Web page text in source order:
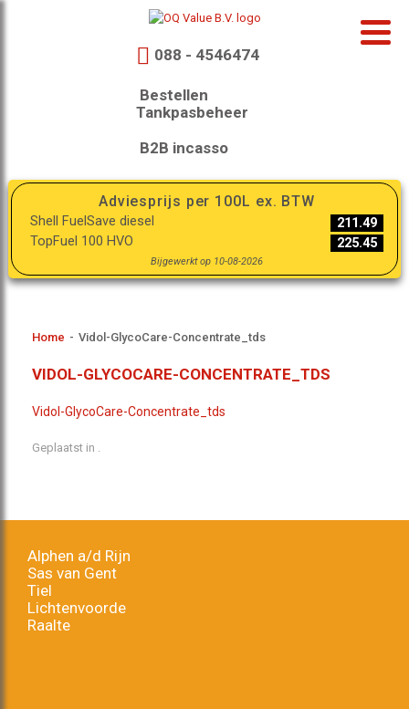
088 - 4546474
Bestellen
Tankpasbeheer
B2B incasso
Adviesprijs per 100L ex. BTW
Shell FuelSave diesel
211.49
TopFuel 100 HVO
225.45
Bijgewerkt op 10-08-2026
Home - Vidol-GlycoCare-Concentrate_tds
VIDOL-GLYCOCARE-CONCENTRATE_TDS
Vidol-GlycoCare-Concentrate_tds
Geplaatst in .
Alphen a/d Rijn
Sas van Gent
Tiel
Lichtenvoorde
Raalte